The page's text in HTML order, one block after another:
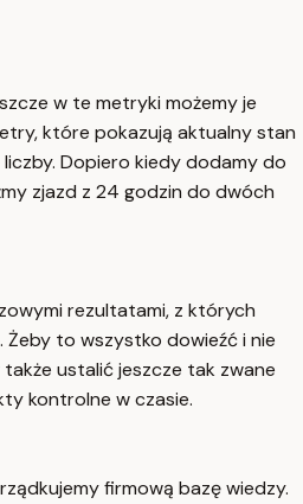
w te metryki możemy je
które pokazują aktualny stan
Dopiero kiedy dodamy do
zjazd z 24 godzin do dwóch
rezultatami, z których
Żeby to wszystko dowieźć i nie
ustalić jeszcze tak zwane
kontrolne w czasie.
firmową bazę wiedzy.